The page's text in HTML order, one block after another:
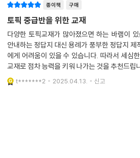
종이책 구매
토픽 중급반을 위한 교재
다양한 토픽교재가 많아졌으면 하는 바램이
안내하는 정답지 대신 용례가 풍부한 정답지 제
에게 어려움이 있을 수 있습니다. 따라서 세심
교재로 점차 능력을 키워 나가는 것을 추천드립
t*******2 2025.04.13. 신고